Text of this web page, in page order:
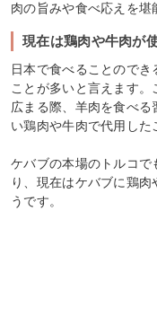
肉の旨みや食べ応えを堪
現在は鶏肉や牛肉が
日本で食べることので
ことが多いと言えます
広まる際、羊肉を食べ
い鶏肉や牛肉で代用した
ケバブの本場のトルコ
り、現在はケバブに鶏
うです。